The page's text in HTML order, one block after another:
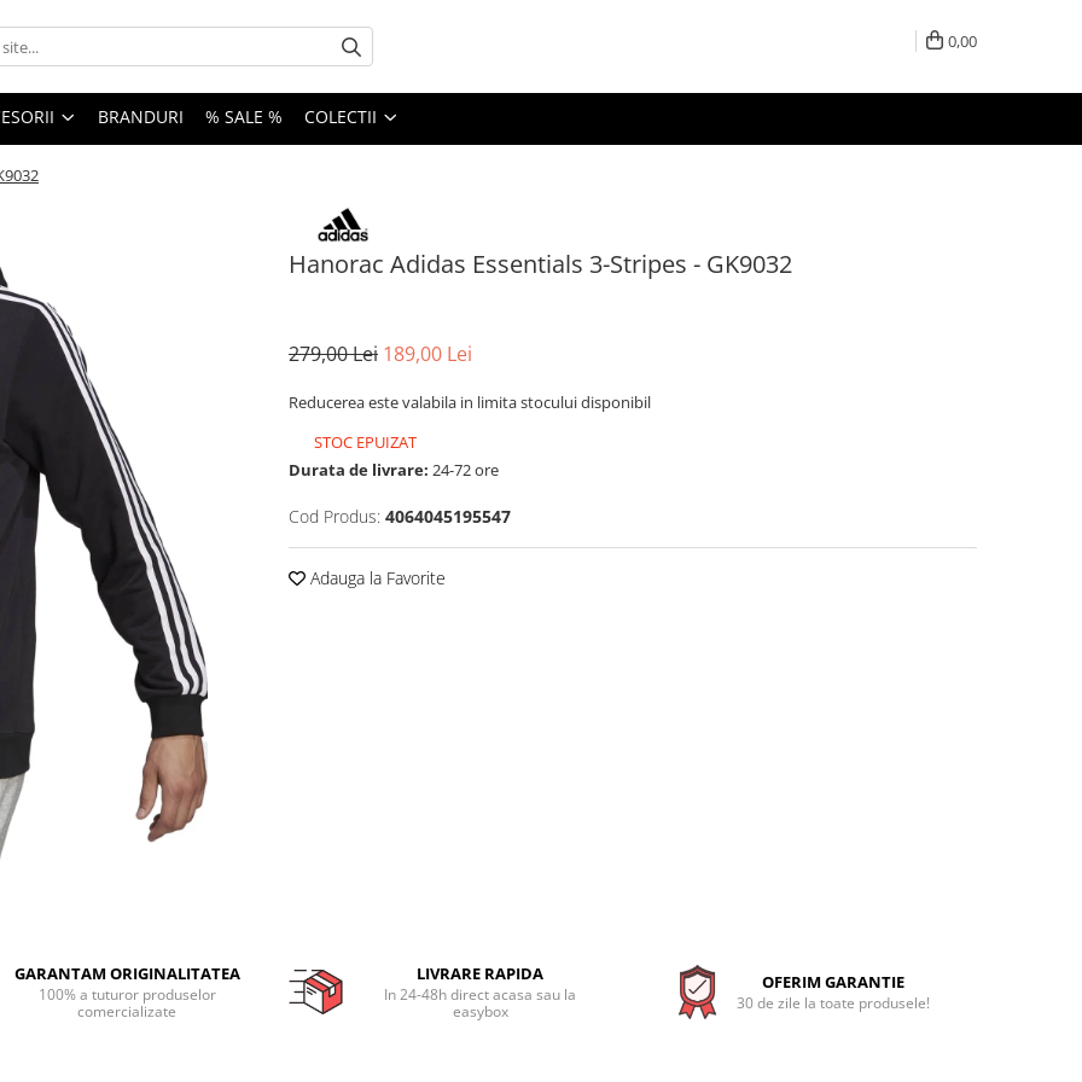
0,00
BRANDURI % SALE % COLECTII
Hanorac Adidas Essentials 3-Stripes - GK9032
279,00 Lei 189,00 Lei
Reducerea este valabila in limita stocului disponibil
STOC EPUIZAT
Durata de livrare: 24-72 ore
Cod Produs: 4064045195547
Adauga la Favorite
GARANTAM ORIGINALITATEA
100% a tuturor produselor
comercializate
LIVRARE RAPIDA
In 24-48h direct acasa sau la
easybox
OFERIM GARANTIE
30 de zile la toate produsele!